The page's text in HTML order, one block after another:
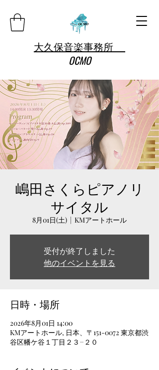
大久保音楽事務所
OCMO
嶋田さくらピアノリ
サイタル
8月01日(土)
  |
KMアートホール
受付が終了しました
他のイベントを見る
日時・場所
2026年8月01日 14:00
KMアートホール, 日本、〒151-0072 東京都渋
谷区幡ケ谷１丁目２３−２０